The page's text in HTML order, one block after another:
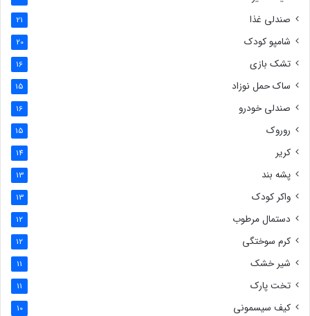
صندلی غذا 21
شامپو کودک 20
تشک بازی 16
ساک حمل نوزاد 15
صندلی خودرو 16
روروک 15
کریر 14
پشه بند 13
واکر کودک 13
دستمال مرطوب 12
کرم سوختگی 12
شیر خشک 11
تخت پارک 11
کیف سیسمونی 10